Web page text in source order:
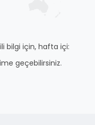
bilgi için, hafta içi:
geçebilirsiniz.